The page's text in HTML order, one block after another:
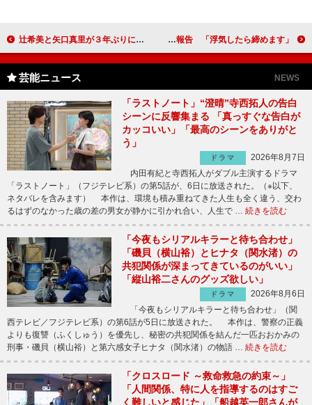
辻希美と矢口真里が３年ぶりにCM共演 矢口は子づくり宣言 山田優が小栗旬との入籍を報告 「浮気したら締めます」
芸能ニュース NEWS
「ラストノート」“澄晴”寺西拓人の告白
シーンに反響集まる 「真っすぐな告白が
カッコいい」「最高のシーンをありがと
う」
ドラマ
2026年8月7日
内田有紀と寺西拓人がダブル主演するドラマ
「ラストノート」（フジテレビ系）の第5話が、6日に放送された。（※以下、
ネタバレを含みます） 本作は、環境も積み重ねてきた人生も全く違う、交わ
るはずのなかった歳の差の男女が静かに引かれ合い、人生で … 続きを読む
「今夜もシリアルキラーと待ち合わせ」
「磯貝（横山裕）とヒナタ（関水渚）の
共犯関係が深まってきているのがいい」
「縦山裕二さんのグッズ欲しい」
ドラマ
2026年8月6日
「今夜もシリアルキラーと待ち合わせ」（関
西テレビ／フジテレビ系）の第6話が5日に放送された。 本作は、警察の正義
よりも復讐（ふくしゅう）を優先し、秘密の共犯関係を結んだ一匹おおかみの
刑事・磯貝（横山裕）と第六感女子ヒナタ（関水渚）の物語 … 続きを読む
「クロスロード ～救命救急の約束～」
「人間関係、特に人を指導するのはすご
く難しいと感じた」「船越英一郎さんが